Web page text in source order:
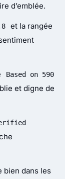
d’emblée.
et la rangée
Based on 590
et digne de
bien dans les